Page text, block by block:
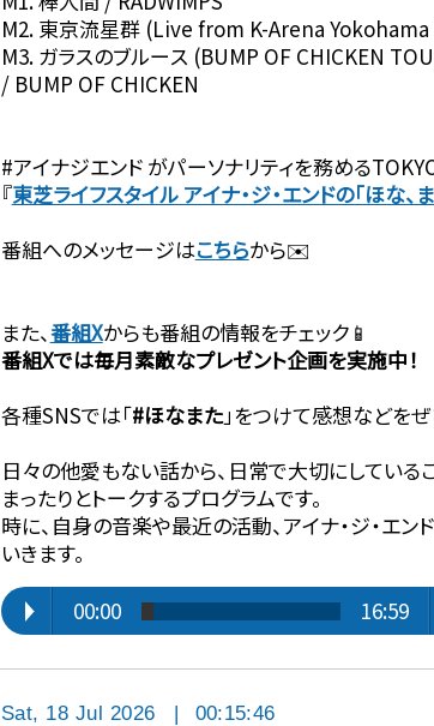
M2. 東京流星群 (Live from K-Arena Yokohama
M3. ガラスのブルース (BUMP OF CHICKEN
/ BUMP OF CHICKEN
#アイナジエンド がパーソナリティを務める
『⁠⁠⁠⁠⁠⁠⁠⁠⁠⁠東芝ライフスタイル アイナ・ジ・エンドの「ほな、
番組へのメッセージは⁠⁠⁠⁠⁠⁠⁠⁠⁠⁠こちら⁠⁠⁠⁠⁠⁠⁠⁠⁠⁠から✉️
また、⁠⁠⁠⁠⁠⁠⁠⁠⁠⁠番組Xからも番組の情報をチェック📱
番組Xでは毎月素敵なプレゼント企画を実施中！
各種SNSでは「#ほなまた」をつけて感想などを
日々の他愛もない話から、日常で大切にしている
まったりとトークするプログラムです。
時に、自身の音楽や最近の活動、アイナ・ジ・エ
いきます。
00:00
16:59
Sat, 18 Jul 2026 | 00:15:46